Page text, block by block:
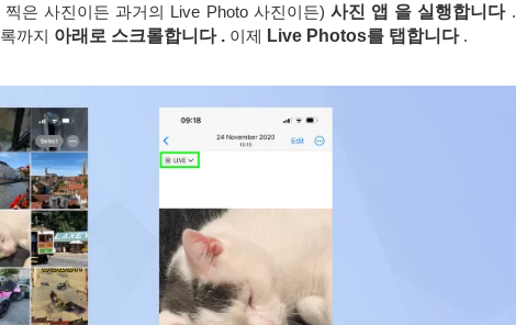
은 사진이든 과거의 Live Photo 사진이든) 사진 앱 을 실행합니다.
까지 아래로 스크롤합니다 . 이제 Live Photos를 탭합니다.